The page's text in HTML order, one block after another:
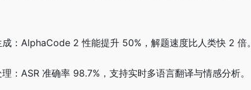
成：AlphaCode 2 性能提升 50%，解题速度比人类快 2 倍。
：ASR 准确率 98.7%，支持实时多语言翻译与情感分析。